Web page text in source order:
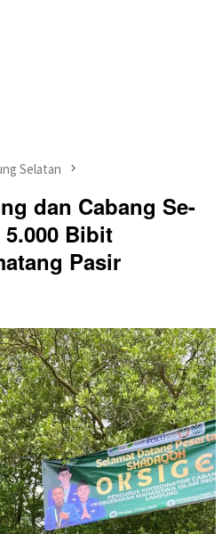
Selatan
dan Cabang Se-
Bibit
Pasir